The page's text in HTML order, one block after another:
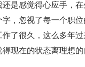
是感觉得心应手，
，忽视了每一个职
了很久，这么多年
现在的状态离理想的